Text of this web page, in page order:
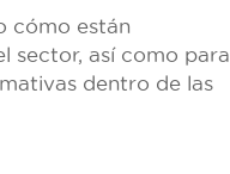
cómo están
sector, así como para
dentro de las